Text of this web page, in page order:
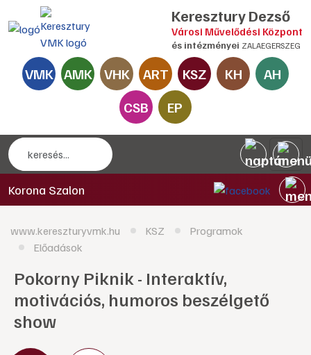
Keresztury Dezső
Városi Művelődési Központ
és intézményei ZALAEGERSZEG
VMK AMK VHK ART KSZ KH
AH
CSB
EP
Korona Szalon
www.kereszturyvmk.hu KSZ
Programok
Előadások
Pokorny Piknik - Interaktív,
motivációs, humoros beszélgető
show